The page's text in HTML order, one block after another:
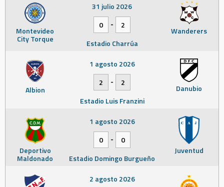
Montevideo
City Torque
Wanderers
31 julio 2026
0
-
2
Estadio Charrúa
Albion Danubio
1 agosto 2026
2
-
2
Estadio Luis Franzini
Deportivo
Maldonado
Juventud
1 agosto 2026
0
-
0
Estadio Domingo Burgueño
2 agosto 2026